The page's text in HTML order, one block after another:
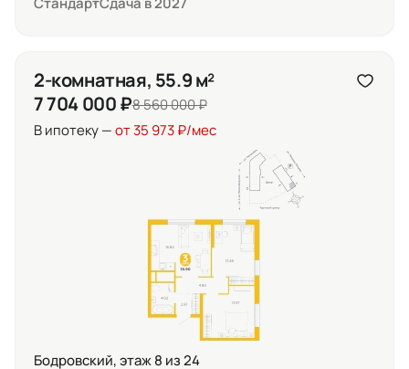
2-комнатная, 55.9 м²
7 704 000 ₽8 560 000 ₽
В ипотеку —от 35 973 ₽/мес
Бодровский, этаж 8 из 24